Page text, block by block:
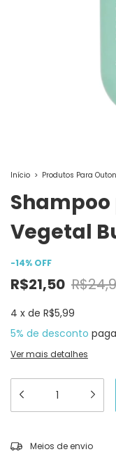
Início > Produtos Para
Shampoo
Vegetal
-14% OFF
R$21,50
4 x de R$5,99
5% de desconto
Ver mais detalhes
Entregas para o CEP:
Meios de envio